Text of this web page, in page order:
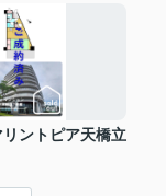
ントピア天橋立